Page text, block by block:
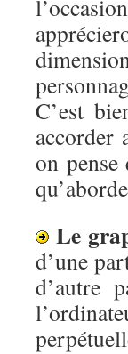
C’est
accorder
on pense
Le
d’une
d’autre